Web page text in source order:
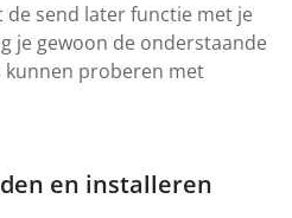
send later functie met je
je gewoon de onderstaande
kunnen proberen met
en installeren